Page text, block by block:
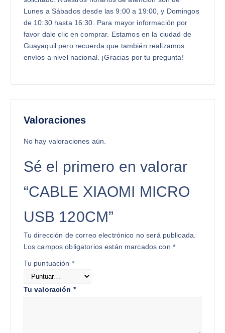
Lunes a Sábados desde las 9:00 a 19:00, y Domingos
de 10:30 hasta 16:30. Para mayor información por
favor dale clic en comprar. Estamos en la ciudad de
Guayaquil pero recuerda que también realizamos
envíos a nivel nacional. ¡Gracias por tu pregunta!
Valoraciones
No hay valoraciones aún.
Sé el primero en valorar
“CABLE XIAOMI MICRO
USB 120CM”
Tu dirección de correo electrónico no será publicada.
Los campos obligatorios están marcados con *
Tu puntuación *
Tu valoración *